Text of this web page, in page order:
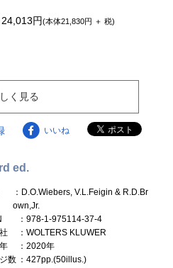
24,013円(本体21,830円 ＋ 税)
く見る
いいね
ed.
：D.O.Wiebers, V.L.Feigin & R.D.Br
own,Jr.
：978-1-975114-37-4
：WOLTERS KLUWER
：2020年
数 ：427pp.(50illus.)